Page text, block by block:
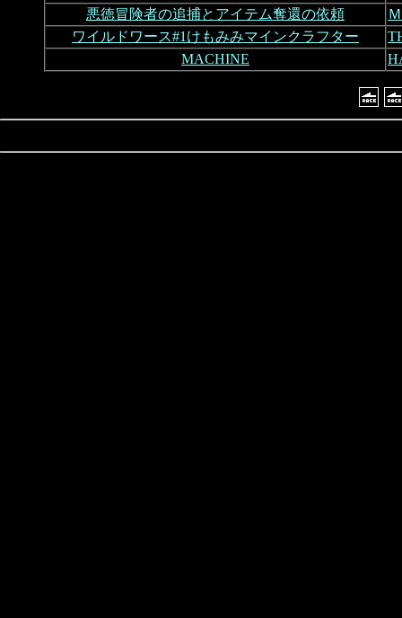
悪徳冒険者の追捕とアイテム奪還の依頼
ワイルドワース#1けもみみマインクラフター
MACHINE